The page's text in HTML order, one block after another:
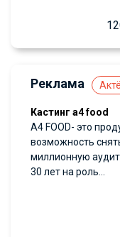
Реклама
Кастинг а4 food
А4 FOOD- это
возможность
миллионную
30 лет на роль...